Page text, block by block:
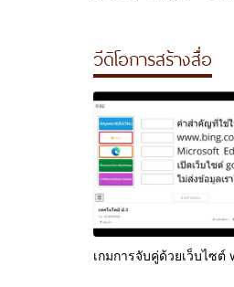
Study
วีดิโอการสร้างสื่อ
เกมการจับคู่ด้วยเว็บไซต์